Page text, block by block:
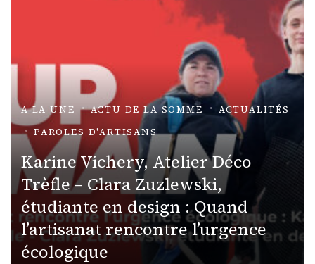
A LA UNE ACTU DE LA SOMME
ACTUALITÉS
PAROLES D'ARTISANS
Karine Vichery, Atelier Déco
Trèfle – Clara Zuzlewski,
étudiante en design : Quand
l’artisanat rencontre l’urgence
écologique